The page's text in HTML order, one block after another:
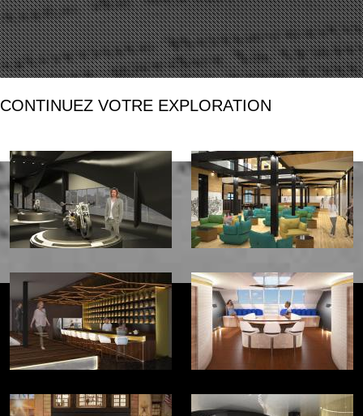
CONTINUEZ VOTRE EXPLORATION